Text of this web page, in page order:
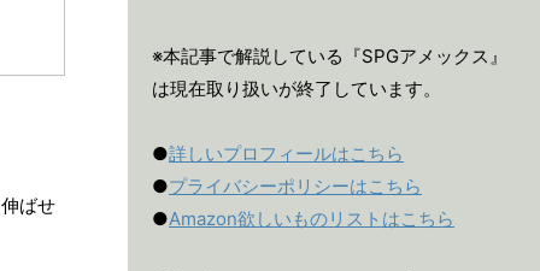
ばせ
※本記事で解説している『SPGアメックス』
は現在取り扱いが終了しています。
●詳しいプロフィールはこちら
●プライバシーポリシーはこちら
●Amazon欲しいものリストはこちら